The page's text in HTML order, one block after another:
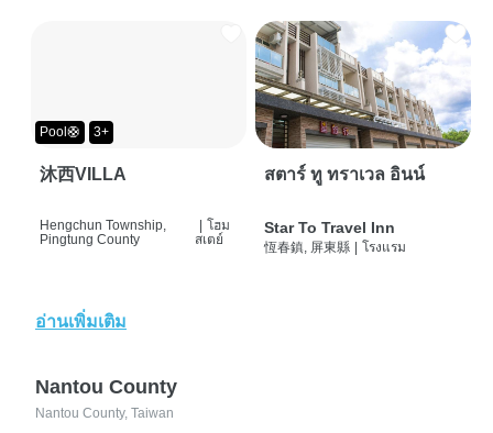
Pool🛟 3+
沐西VILLA
Hengchun Township,
Pingtung County
โฮม
สเตย์
สตาร์ ทู ทราเวล อินน์
Star To Travel Inn
恆春鎮, 屏東縣 โรงแรม
อ่านเพิ่มเติม
Nantou County
Nantou County, Taiwan